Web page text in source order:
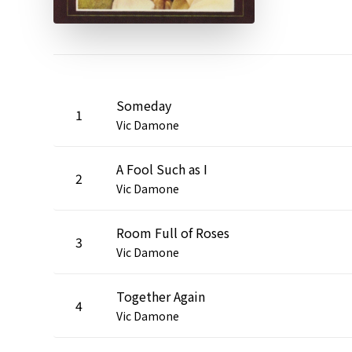
1 Someday
Vic Damone
2 A Fool Such as I
Vic Damone
3 Room Full of Roses
Vic Damone
4 Together Again
Vic Damone